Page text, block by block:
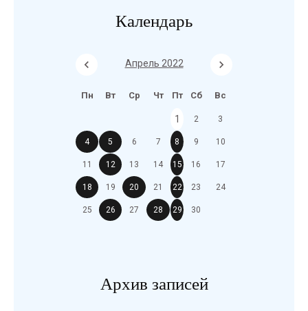
Календарь
Апрель 2022
Пн Вт Ср Чт Пт Сб Вс
1 2 3
4 5 6 7 8 9 10
11 12 13 14 15 16 17
18 19 20 21 22 23 24
25 26 27 28 29 30
Архив записей